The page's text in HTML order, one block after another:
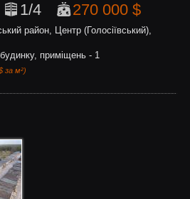
1/4 270 000 $
район, Центр (Голосіївський),
приміщень - 1
за м²)